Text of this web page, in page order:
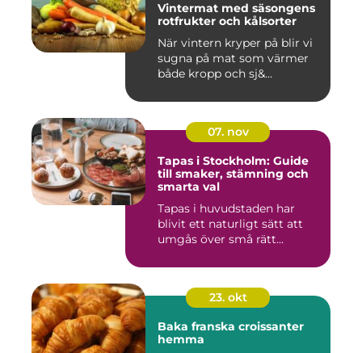
Vintermat med säsongens
rotfrukter och kålsorter
När vintern kryper på blir vi
sugna på mat som värmer
både kropp och sj&...
07. nov
Tapas i Stockholm: Guide
till smaker, stämning och
smarta val
Tapas i huvudstaden har
blivit ett naturligt sätt att
umgås över små rätt...
23. okt
Baka franska croissanter
hemma